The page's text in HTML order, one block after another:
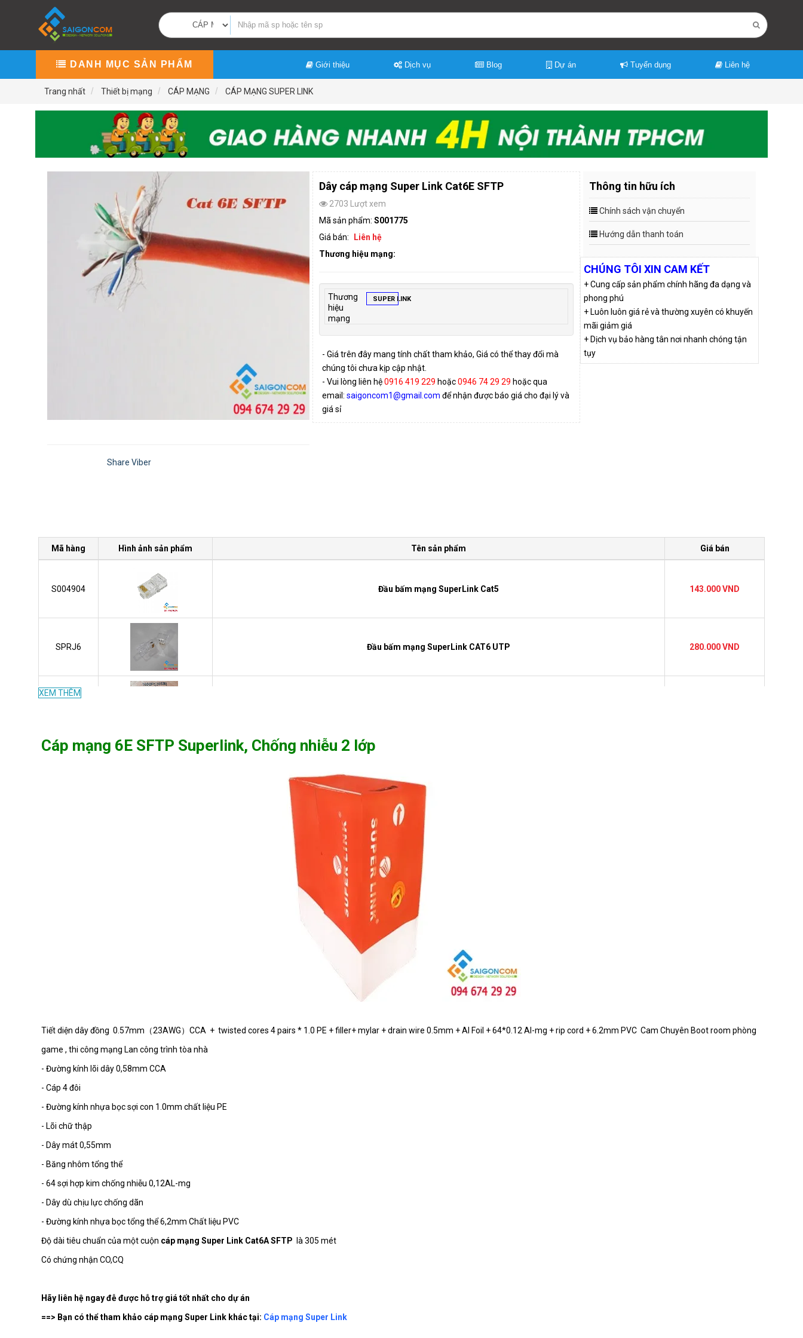
DANH MỤC SẢN PHẨM Giới thiệu Dịch vụ Blog Dự án Tuyển dụng Liên hệ
Trang nhất Thiết bị mạng CÁP MẠNG CÁP MẠNG SUPER LINK
Share Viber
Dây cáp mạng Super Link Cat6E SFTP
2703 Lượt xem
Mã sản phẩm: S001775
Giá bán:
Liên hệ
Thương hiệu mạng:
Thương
hiệu
mạng
SUPER LINK
- Giá trên đây mang tính chất tham khảo, Giá có thể thay đổi mà
chúng tôi chưa kịp cập nhật.
- Vui lòng liên hệ0916 419 229 hoặc0946 74 29 29 hoặc qua
email: saigoncom1@gmail.com để nhận được báo giá cho đại lý và
giá sỉ
Thông tin hữu ích
Chính sách vận chuyển
Hướng dẫn thanh toán
CHÚNG TÔI XIN CAM KẾT
+ Cung cấp sản phẩm chính hãng đa dạng và
phong phú
+ Luôn luôn giá rẻ và thường xuyên có khuyến
mãi giảm giá
+ Dịch vụ bảo hàng tân nơi nhanh chóng tận
tụy
Mã hàng Hình ảnh sản phẩm Tên sản phẩm Giá bán
S004904 Đầu bấm mạng SuperLink Cat5 143.000 VND
SPRJ6 Đầu bấm mạng SuperLink CAT6 UTP 280.000 VND
Cáp đồng trục RG59+2C có 2 lớp chống nhiễu dùng đi ngoài trời 305m
Cáp đồng trục RG59+2C có 2 lớp chống nhiễu- có kèm dây nguồn
Cáp đồng trục RG6 có 2 lớp chống nhiễu
Dây cáp mạng Super Link Cat6A UTP Copper- màu xanh dương - đồng nguyên chất
XEM THÊM
Cáp mạng 6E SFTP Superlink, Chống nhiễu 2 lớp
Tiết diện dây đồng 0.57mm（23AWG）CCA + twisted cores 4 pairs * 1.0 PE + filler+ mylar + drain wire 0.5mm + Al Foil + 64*0.12 Al-mg + rip cord + 6.2mm PVC Cam Chuyên Boot room phòng
game , thi công mạng Lan công trình tòa nhà
- Đường kính lõi dây 0,58mm CCA
- Cáp 4 đôi
- Đường kính nhựa bọc sợi con 1.0mm chất liệu PE
- Lõi chữ thập
- Dây mát 0,55mm
- Băng nhôm tổng thể
- 64 sợi hợp kim chống nhiễu 0,12AL-mg
- Dây dù chịu lực chống dãn
- Đường kính nhựa bọc tổng thể 6,2mm Chất liệu PVC
Độ dài tiêu chuẩn của một cuộn cáp mạng Super Link Cat6A SFTP là 305 mét
Có chứng nhận CO,CQ
Hãy liên hệ ngay đễ được hỗ trợ giá tốt nhất cho dự án
==> Bạn có thể tham khảo cáp mạng Super Link khác tại: Cáp mạng Super Link